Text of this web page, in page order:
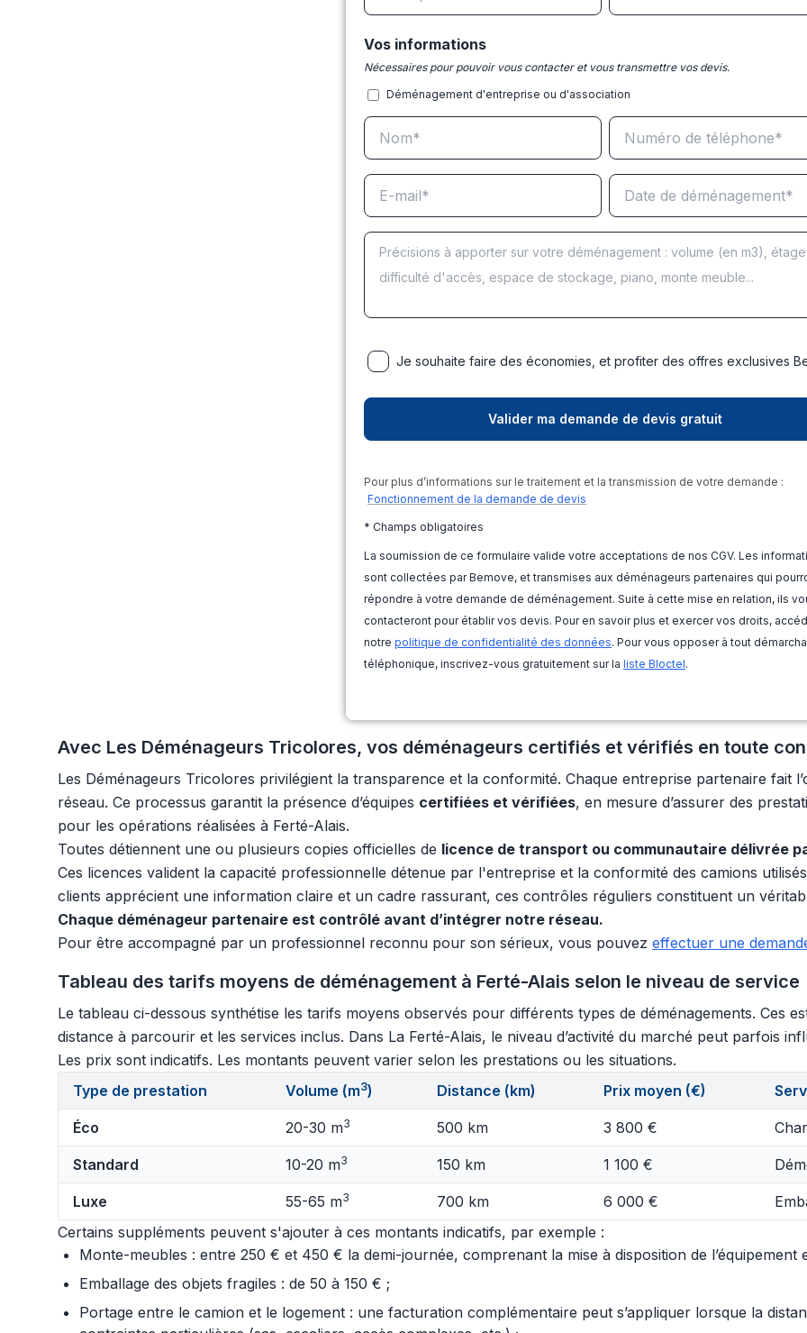
Vos informations
Nécessaires pour pouvoir vous contacter et vous transmettre vos devis.
Déménagement d'entreprise ou d'association
Je souhaite faire des économies, et profiter des offres exclusives
Pour plus d’informations sur le traitement et la transmission de votre demande :
Fonctionnement de la demande de devis
* Champs obligatoires
La soumission de ce formulaire valide votre acceptations de nos CGV. Les
sont collectées par Bemove, et transmises aux déménageurs partenaires qui
répondre à votre demande de déménagement. Suite à cette mise en relation, ils
contacteront pour établir vos devis. Pour en savoir plus et exercer vos droits,
notre politique de confidentialité des données. Pour vous opposer à tout
téléphonique, inscrivez-vous gratuitement sur la liste Bloctel.
Avec Les Déménageurs Tricolores, vos déménageurs certifiés et vérifiés en toute
Les Déménageurs Tricolores privilégient la transparence et la conformité. Chaque entreprise partenaire fait
réseau. Ce processus garantit la présence d’équipes certifiées et vérifiées, en mesure d’assurer des
pour les opérations réalisées à Ferté-Alais.
Toutes détiennent une ou plusieurs copies officielles de licence de transport ou communautaire délivrée
Ces licences valident la capacité professionnelle détenue par l'entreprise et la conformité des camions
clients apprécient une information claire et un cadre rassurant, ces contrôles réguliers constituent un
Chaque déménageur partenaire est contrôlé avant d’intégrer notre réseau.
Pour être accompagné par un professionnel reconnu pour son sérieux, vous pouvez effectuer une
Tableau des tarifs moyens de déménagement à Ferté-Alais selon le niveau de service
Le tableau ci-dessous synthétise les tarifs moyens observés pour différents types de déménagements. Ces
distance à parcourir et les services inclus. Dans La Ferté-Alais, le niveau d’activité du marché peut parfois
Les prix sont indicatifs. Les montants peuvent varier selon les prestations ou les situations.
Type de prestation
Volume (m3) Distance (km) Prix moyen (€)
Éco 20-30 m3 500 km 3 800 €
Standard 10-20 m3 150 km 1 100 €
Luxe 55-65 m3 700 km 6 000 €
Certains suppléments peuvent s'ajouter à ces montants indicatifs, par exemple :
Monte-meubles : entre 250 € et 450 € la demi-journée, comprenant la mise à disposition de l’équipement
Emballage des objets fragiles : de 50 à 150 € ;
Portage entre le camion et le logement : une facturation complémentaire peut s’appliquer lorsque la